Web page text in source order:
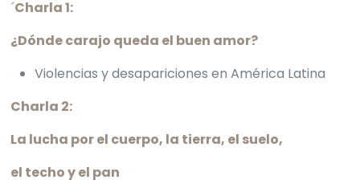
´Charla 1:
¿Dónde carajo queda el buen amor?
Violencias y desapariciones en América Latina
Charla 2:
La lucha por el cuerpo, la tierra, el suelo,
el techo y el pan